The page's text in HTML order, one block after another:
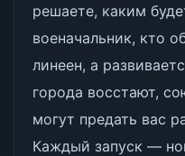
решаете, каким
военачальник, кто
линеен, а
города восстают,
могут предать вас
Каждый запуск —